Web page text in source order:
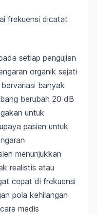
frekuensi dicatat
setiap pengujian
organik sejati
banyak
berubah 20 dB
untuk
pasien untuk
menunjukkan
realistis atau
cepat di frekuensi
pola kehilangan
medis